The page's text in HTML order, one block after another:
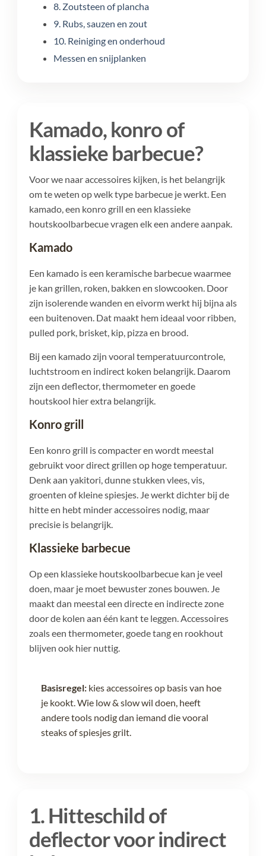
8. Zoutsteen of plancha
9. Rubs, sauzen en zout
10. Reiniging en onderhoud
Messen en snijplanken
Kamado, konro of
klassieke barbecue?
Voor we naar accessoires kijken, is het belangrijk
om te weten op welk type barbecue je werkt. Een
kamado, een konro grill en een klassieke
houtskoolbarbecue vragen elk een andere aanpak.
Kamado
Een kamado is een keramische barbecue waarmee
je kan grillen, roken, bakken en slowcooken. Door
zijn isolerende wanden en eivorm werkt hij bijna als
een buitenoven. Dat maakt hem ideaal voor ribben,
pulled pork, brisket, kip, pizza en brood.
Bij een kamado zijn vooral temperatuurcontrole,
luchtstroom en indirect koken belangrijk. Daarom
zijn een deflector, thermometer en goede
houtskool hier extra belangrijk.
Konro grill
Een konro grill is compacter en wordt meestal
gebruikt voor direct grillen op hoge temperatuur.
Denk aan yakitori, dunne stukken vlees, vis,
groenten of kleine spiesjes. Je werkt dichter bij de
hitte en hebt minder accessoires nodig, maar
precisie is belangrijk.
Klassieke barbecue
Op een klassieke houtskoolbarbecue kan je veel
doen, maar je moet bewuster zones bouwen. Je
maakt dan meestal een directe en indirecte zone
door de kolen aan één kant te leggen. Accessoires
zoals een thermometer, goede tang en rookhout
blijven ook hier nuttig.
Basisregel: kies accessoires op basis van hoe
je kookt. Wie low & slow wil doen, heeft
andere tools nodig dan iemand die vooral
steaks of spiesjes grilt.
1. Hitteschild of
deflector voor indirect